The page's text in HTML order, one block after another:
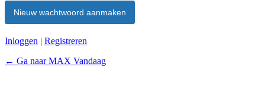
Inloggen | Registreren
← Ga naar MAX Vandaag